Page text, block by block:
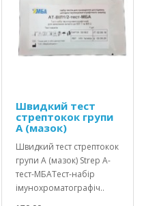
Швидкий тест
стрептокок групи
А (мазок)
Швидкий тест стрептокок
групи А (мазок) Strep A-
тест-МБАТест-набір
імунохроматографіч..